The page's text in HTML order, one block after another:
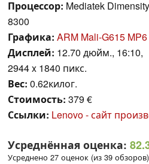
Процессор: Mediatek Dimensity
8300
Графика: ARM Mali-G615 MP6
Дисплей: 12.70 дюйм., 16:10,
2944 x 1840 пикс.
Вес: 0.62килог.
Стоимость: 379 €
Ссылки: Lenovo - сайт
Усреднённая оценка:
Усреднено 27 оценок (из 39 обзоров)